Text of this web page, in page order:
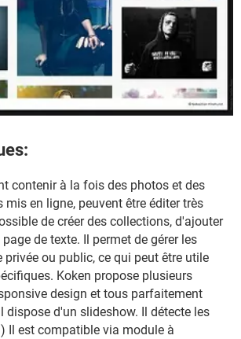
contenir à la fois des photos et des
mis en ligne, peuvent être éditer très
de créer des collections, d'ajouter
de texte. Il permet de gérer les
privée ou public, ce qui peut être utile
Koken propose plusieurs
design et tous parfaitement
dispose d'un slideshow. Il détecte les
Il est compatible via module à